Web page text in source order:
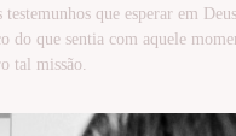
que esperar em
que sentia com aquele
tal missão.